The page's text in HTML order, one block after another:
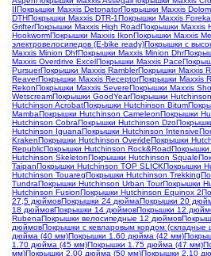
IIПокрышки Maxxis DetonatorПокрышки Maxxis
DTHПокрышки Maxxis DTR-1Покрышки Maxxis
GrifterПокрышки Maxxis High RoadПокрышки Maxxis
HookwormПокрышки Maxxis IkonПокрышки Maxxis
электровелосипедов (E-bike ready)Покрышки с
Maxxis Minion DhfПокрышки Maxxis Minion Dhr
Maxxis Overdrive ExcelПокрышки Maxxis Pace
PursuerПокрышки Maxxis RamblerПокрышки Maxxis
ReaverПокрышки Maxxis ReceptorПокрышки Maxxis
RekonПокрышки Maxxis SevereПокрышки Maxxis
WetscreamПокрышки GoodYearПокрышки Hutchinson
Hutchinson AcrobatПокрышки Hutchinson Bitum
MambaПокрышки Hutchinson CameleonПокрышки
Hutchinson CobraПокрышки Hutchinson Dzo
Hutchinson IguanaПокрышки Hutchinson Intensive
KrakenПокрышки Hutchinson OverideПокрышки
RepublicПокрышки Hutchinson Rock&RoadПокрышки
Hutchinson SkeletonПокрышки Hutchinson Squale
TaipanПокрышки Hutchinson TOP SLICKПокрышки
Hutchinson TouaregПокрышки Hutchinson Trekking
TundraПокрышки Hutchinson Urban TourПокрышки
Hutchinson FusionПокрышки Hutchinson Equinox 2
27,5 дюймовПокрышки 24 дюймаПокрышки 20
18 дюймовПокрышки 14 дюймовПокрышки 12
RubenaПокрышки велосипедные 12 дюймов
дюймовПокрышки с кевларовым кордом (складные
дюйма (40 мм)Покрышки 1.60 дюйма (42 мм)
1.70 дюйма (45 мм)Покрышки 1.75 дюйма (47 мм)
мм)Покрышки 2.00 дюйма (50 мм)Покрышки 2.10